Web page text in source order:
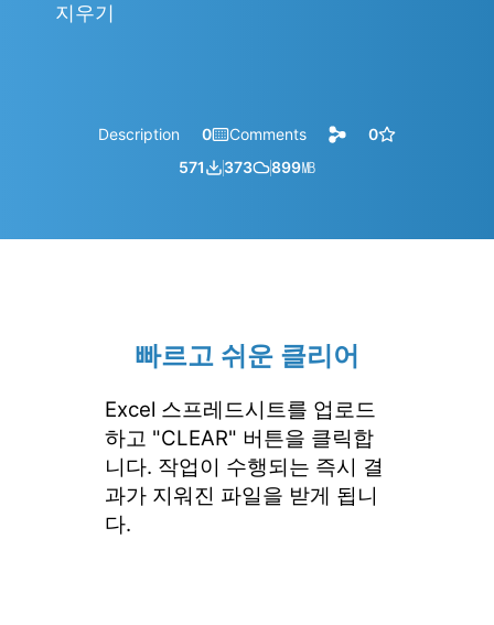
지우기
Description 0 Comments
0
571
373 899㎆︎
빠르고 쉬운 클리어
Excel 스프레드시트를 업로드
하고 "CLEAR" 버튼을 클릭합
니다. 작업이 수행되는 즉시 결
과가 지워진 파일을 받게 됩니
다.